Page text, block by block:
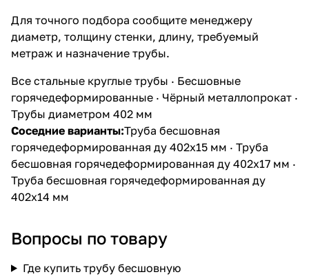
Для точного подбора сообщите менеджеру
диаметр, толщину стенки, длину, требуемый
метраж и назначение трубы.
Все стальные круглые трубы · Бесшовные
горячедеформированные · Чёрный металлопрокат ·
Трубы диаметром 402 мм
Соседние варианты:Труба бесшовная
горячедеформированная ду 402х15 мм · Труба
бесшовная горячедеформированная ду 402х17 мм ·
Труба бесшовная горячедеформированная ду
402х14 мм
Вопросы по товару
Где купить трубу бесшовную